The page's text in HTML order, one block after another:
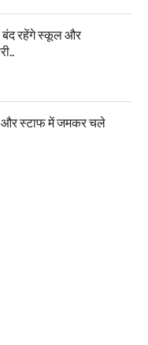
बंद रहेंगे स्कूल और
और स्टाफ में जमकर चले